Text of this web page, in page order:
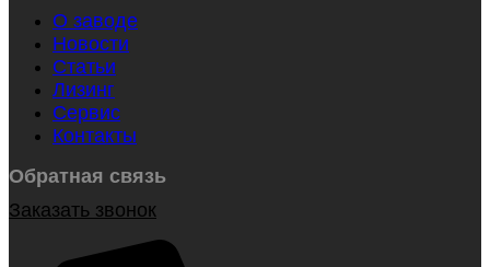
О заводе
Новости
Статьи
Лизинг
Сервис
Контакты
Обратная связь
Заказать звонок